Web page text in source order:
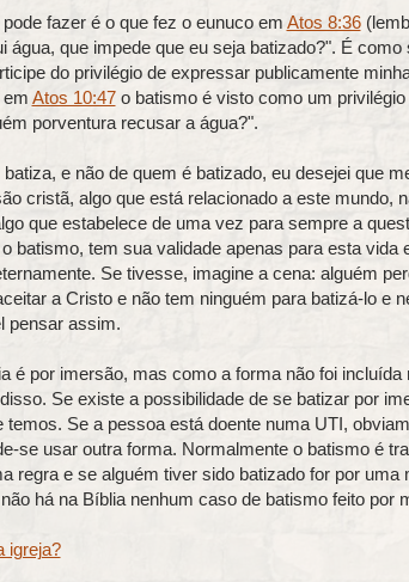
fazer é o que fez o eunuco em Atos 8:36
água, que impede que eu seja batizado?". É
do privilégio de expressar publicamente
Atos 10:47o batismo é visto como um privilégio
porventura recusar a água?".
e não de quem é batizado, eu desejei que
cristã, algo que está relacionado a este mundo,
que estabelece de uma vez para sempre a
batismo, tem sua validade apenas para esta vida
Se tivesse, imagine a cena: alguém
a Cristo e não tem ninguém para batizá-lo e
pensar assim.
é por imersão, mas como a forma não foi incluída
Se existe a possibilidade de se batizar por
temos. Se a pessoa está doente numa UTI,
se usar outra forma. Normalmente o batismo é
regra e se alguém tiver sido batizado for por uma
há na Bíblia nenhum caso de batismo feito por
igreja?